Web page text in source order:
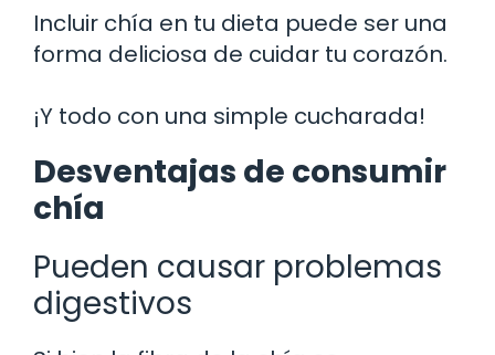
Incluir chía en tu dieta puede ser una
forma deliciosa de cuidar tu corazón.
¡Y todo con una simple cucharada!
Desventajas de consumir
chía
Pueden causar problemas
digestivos